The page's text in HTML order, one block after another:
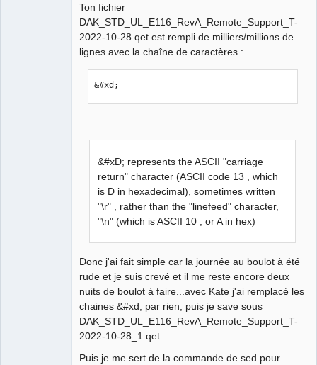
Ton fichier
DAK_STD_UL_E116_RevA_Remote_Support_T-
2022-10-28.qet est rempli de milliers/millions de
lignes avec la chaîne de caractères :
&#xd;
&#xD; represents the ASCII "carriage
return" character (ASCII code 13 , which
is D in hexadecimal), sometimes written
"\r" , rather than the "linefeed" character,
"\n" (which is ASCII 10 , or A in hex)
Donc j'ai fait simple car la journée au boulot à été
rude et je suis crevé et il me reste encore deux
nuits de boulot à faire...avec Kate j'ai remplacé les
chaines &#xd; par rien, puis je save sous
DAK_STD_UL_E116_RevA_Remote_Support_T-
2022-10-28_1.qet
Puis je me sert de la commande de sed pour